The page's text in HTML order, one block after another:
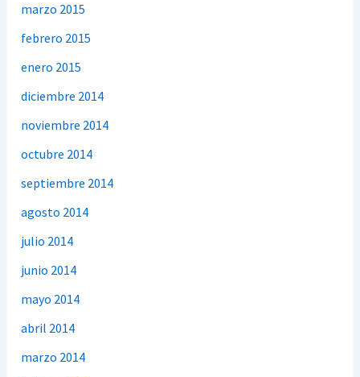
marzo 2015
febrero 2015
enero 2015
diciembre 2014
noviembre 2014
octubre 2014
septiembre 2014
agosto 2014
julio 2014
junio 2014
mayo 2014
abril 2014
marzo 2014